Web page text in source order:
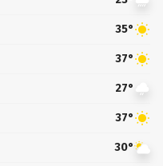
35°
37°
27°
37°
30°